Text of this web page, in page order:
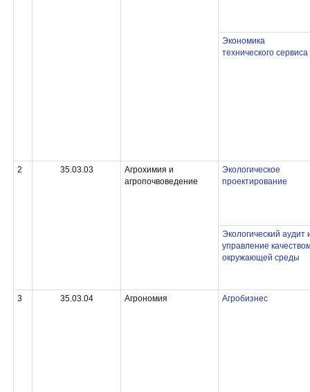
Экономика
технического сервиса
2 35.03.03
Агрохимия и
агропочвоведение
Экологическое
проектирование
Экологический аудит
управление
окружающей среды
3 35.03.04 Агрономия Агробизнес